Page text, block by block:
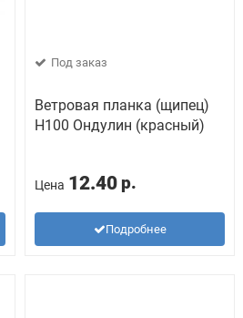
Под заказ
Ветровая планка (щипец)
H100 Ондулин (красный)
Цена 12.40 р.
Подробнее